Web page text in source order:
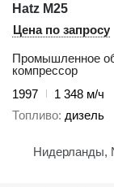
Hatz M25
Цена по запросу
Промышленное
компрессор
1997
1 348 м/ч
Топливо дизель
Нидерланды,